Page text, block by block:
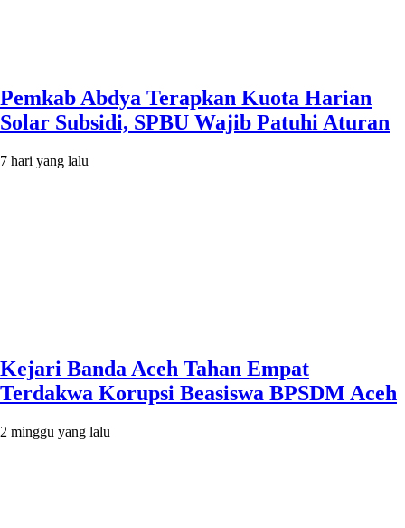
Pemkab Abdya Terapkan Kuota Harian
Solar Subsidi, SPBU Wajib Patuhi Aturan
7 hari yang lalu
Kejari Banda Aceh Tahan Empat
Terdakwa Korupsi Beasiswa BPSDM Aceh
2 minggu yang lalu